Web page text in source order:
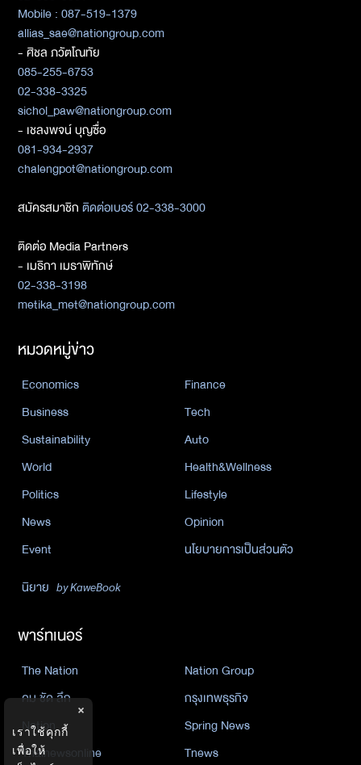
Mobile : 087-519-1379
allias_sae@nationgroup.com
- ศิชล ภวัตโณทัย
085-255-6753
02-338-3325
sichol_paw@nationgroup.com
- เชลงพจน์ บุญซื่อ
081-934-2937
chalengpot@nationgroup.com
สมัครสมาชิกติดต่อเบอร์ 02-338-3000
ติดต่อ Media Partners
- เมธิกา เมธาพิทักษ์
02-338-3198
metika_met@nationgroup.com
หมวดหมู่ข่าว
Economics
Finance
Business
Tech
Sustainability
Auto
World
Health&Wellness
Politics
Lifestyle
News
Opinion
Event
นโยบายการเป็นส่วนตัว
นิยาย by KaweBook
พาร์ทเนอร์
The Nation
Nation Group
คม ชัด ลึก
กรุงเทพธุรกิจ
Nation
Spring News
Thainewsonline
Tnews
×
เราใช้คุกกี้
เพื่อให้